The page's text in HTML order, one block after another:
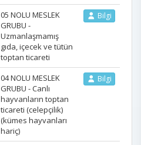
05 NOLU MESLEK
GRUBU -
Uzmanlaşmamış
gıda, içecek ve tütün
toptan ticareti
Bilgi
04 NOLU MESLEK
GRUBU - Canlı
hayvanların toptan
ticareti (celepçilik)
(kümes hayvanları
hariç)
Bilgi